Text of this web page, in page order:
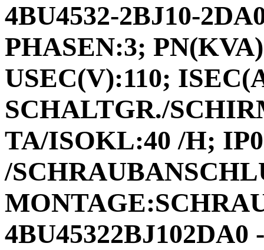
4BU4532-2BJ10-
PHASEN:3;
USEC(V):110;
SCHALTGR./
TA/ISOKL:40 /H;
/